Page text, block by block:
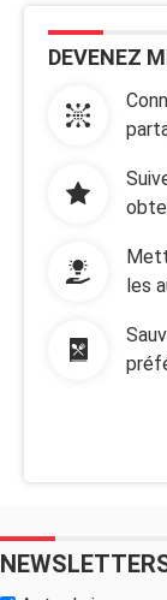
DEVENEZ
les